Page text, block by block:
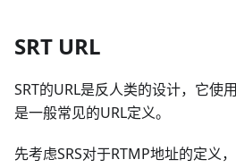
SRT URL
SRT的URL是反人类的设计，它使
是一般常见的URL定义。
先考虑SRS对于RTMP地址的定义